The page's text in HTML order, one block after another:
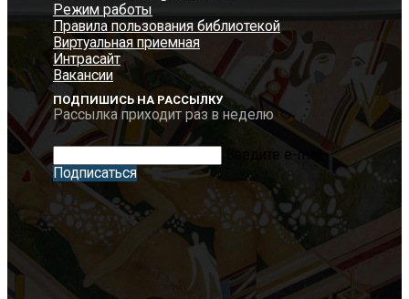
Режим работы
Правила пользования библиотекой
Виртуальная приемная
Интрасайт
Вакансии
ПОДПИШИСЬ НА РАССЫЛКУ
Рассылка приходит раз в неделю
Введите e-mail
Подписаться